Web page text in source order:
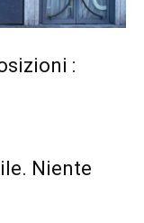
:
Niente